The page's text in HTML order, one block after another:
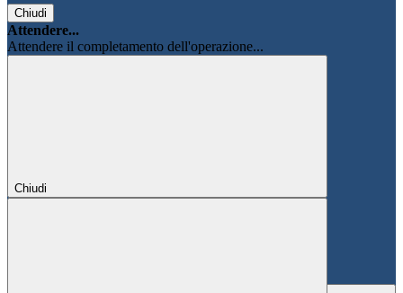
Chiudi
Attendere...
Attendere il completamento dell'operazione...
Chiudi